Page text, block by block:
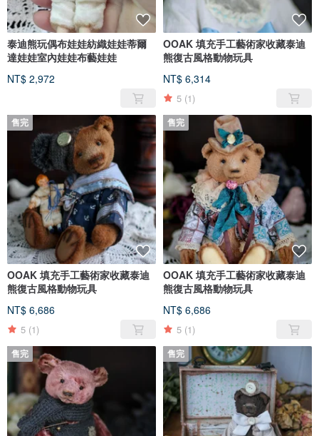
泰迪熊玩偶布娃娃紡織娃娃蒂爾
達娃娃室內娃娃布藝娃娃
NT$ 2,972
OOAK 填充手工藝術家收藏泰迪
熊復古風格動物玩具
NT$ 6,314
5 (1)
售完
OOAK 填充手工藝術家收藏泰迪
熊復古風格動物玩具
NT$ 6,686
5 (1)
售完
OOAK 填充手工藝術家收藏泰迪
熊復古風格動物玩具
NT$ 6,686
5 (1)
售完 售完